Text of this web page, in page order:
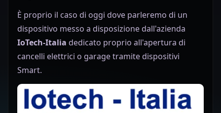
È proprio il caso di oggi dove parleremo di un
dispositivo messo a disposizione dall'azienda
IoTech-Italia dedicato proprio all'apertura di
cancelli elettrici o garage tramite dispositivi
Smart.